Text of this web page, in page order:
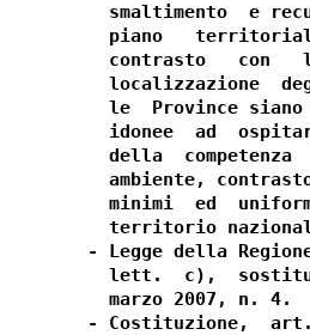
smaltimento  e
piano
contrasto   con
localizzazione
le  Province
idonee  ad
della  competenza
ambiente,
minimi  ed
territorio
- Legge della
lett.  c),
  marzo 2007, n. 4.
- Costituzione,